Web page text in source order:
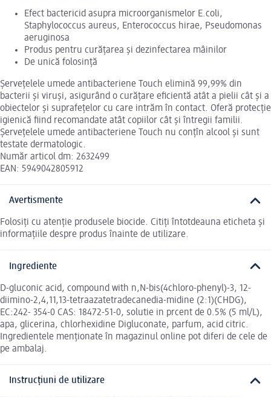
Efect bactericid asupra microorganismelor E.coli,
Staphylococcus aureus, Enterococcus hirae, Pseudomonas
aeruginosa
Produs pentru curățarea și dezinfectarea mâinilor
De unică folosință
Șervețelele umede antibacteriene Touch elimină 99,99% din
bacterii și viruși, asigurând o curățare eficientă atât a pielii cât și a
obiectelor și suprafețelor cu care intrăm în contact. Oferă protecție
igienică fiind recomandate atât copiilor cât și întregii familii.
Șervețelele umede antibacteriene Touch nu conțîn alcool și sunt
testate dermatologic.
Număr articol dm: 2632499
EAN: 5949042805912
Avertismente
Folosiți cu atenție produsele biocide. Citiți întotdeauna eticheta și
informațiile despre produs înainte de utilizare.
Ingrediente
D-gluconic acid, compound with n,N-bis(4chloro-phenyl)-3, 12-
diimino-2,4,11,13-tetraazatetradecanedia-midine (2:1)(CHDG),
EC:242- 354-0 CAS: 18472-51-0, solutie in prcent de 0.5% (5 ml/L),
apa, glicerina, chlorhexidine Digluconate, parfum, acid citric.
Ingredientele menționate în magazinul online pot diferi de cele de
pe ambalaj.
Instrucțiuni de utilizare